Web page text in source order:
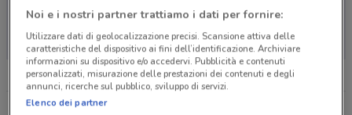
Non ci sono negozi nelle vicinanze
Noi e i nostri partner trattiamo i dati per fornire:
Utilizzare dati di geolocalizzazione precisi. Scansione attiva delle
caratteristiche del dispositivo ai fini dell’identificazione. Archiviare
informazioni su dispositivo e/o accedervi. Pubblicità e contenuti
personalizzati, misurazione delle prestazioni dei contenuti e degli
annunci, ricerche sul pubblico, sviluppo di servizi.
Elenco dei partner